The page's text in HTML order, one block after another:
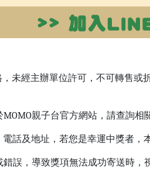
，未經主辦單位許可，不可轉售
親子台官方網站，請查詢相
話及地址，若您是幸運中獎者
錯誤，導致獎項無法成功寄送時